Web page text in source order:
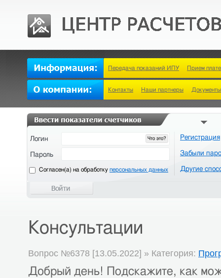
Контакты Наши партнеры Документы
Передача показаний ИПУ Прием
Что это?
Логин Регистрация
Забыли
Другие
Пароль
Cогласен(а) на обработку персональных данных
Консультации
Вопрос №6378 [13.05.2022] » Категория:
Добрый день! Подскажите, как